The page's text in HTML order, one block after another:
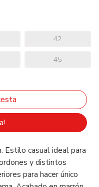
42
45
Estilo casual ideal para
y distintos
para hacer único